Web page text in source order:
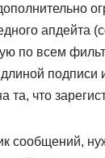
апдейта
по всем
та, что
сообщений,